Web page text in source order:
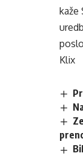
kaže
Klix